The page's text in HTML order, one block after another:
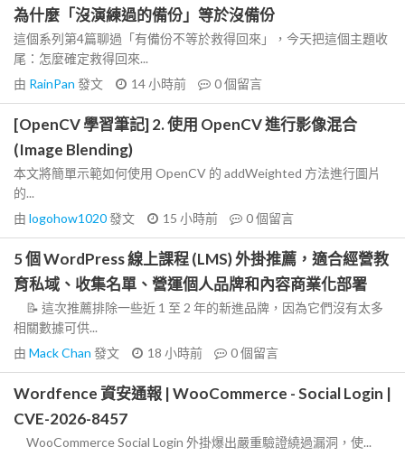
為什麼「沒演練過的備份」等於沒備份
這個系列第4篇聊過「有備份不等於救得回來」，今天把這個主題收
尾：怎麼確定救得回來...
由 RainPan 發文 14 小時前 0個留言
[OpenCV 學習筆記] 2. 使用 OpenCV 進行影像混合
(Image Blending)
本文將簡單示範如何使用 OpenCV 的 addWeighted 方法進行圖片
的...
由 logohow1020發文 15 小時前 0個留言
5 個 WordPress 線上課程 (LMS) 外掛推薦，適合經營教
育私域、收集名單、營運個人品牌和內容商業化部署
📝 這次推薦排除一些近 1 至 2 年的新進品牌，因為它們沒有太多
相關數據可供...
由 Mack Chan 發文 18 小時前 0個留言
Wordfence 資安通報 | WooCommerce - Social Login |
CVE-2026-8457
WooCommerce Social Login 外掛爆出嚴重驗證繞過漏洞，使...